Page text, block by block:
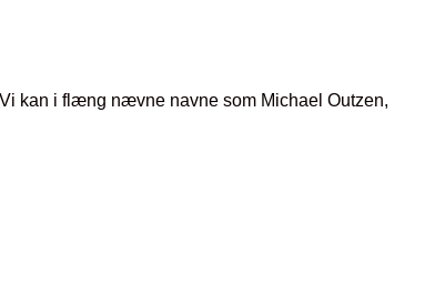
kan i flæng nævne navne som Michael Outzen,